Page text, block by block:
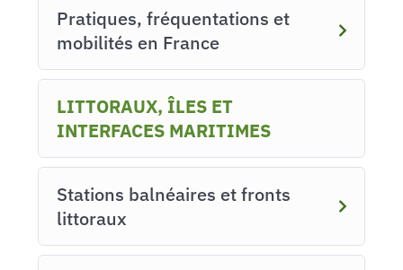
Pratiques, fréquentations et
mobilités en France
LITTORAUX, ÎLES ET
INTERFACES MARITIMES
Stations balnéaires et fronts
littoraux